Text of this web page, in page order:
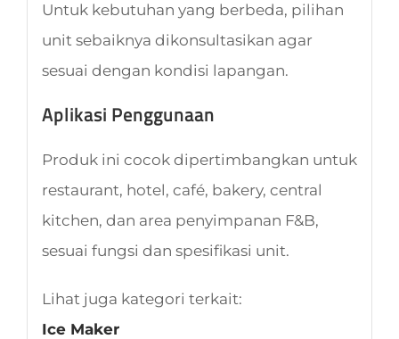
Untuk kebutuhan yang berbeda, pilihan
unit sebaiknya dikonsultasikan agar
sesuai dengan kondisi lapangan.
Aplikasi Penggunaan
Produk ini cocok dipertimbangkan untuk
restaurant, hotel, café, bakery, central
kitchen, dan area penyimpanan F&B,
sesuai fungsi dan spesifikasi unit.
Lihat juga kategori terkait:
Ice Maker